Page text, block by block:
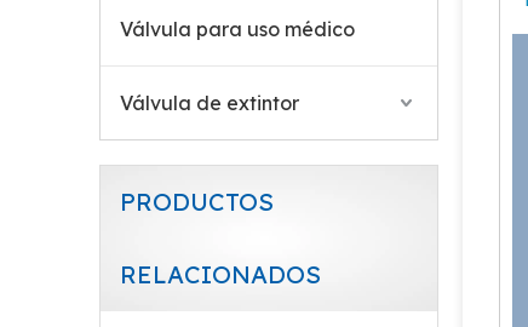
Válvula para uso médico
Válvula de extintor
PRODUCTOS
RELACIONADOS